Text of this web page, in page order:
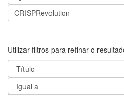
Utilizar filtros para refinar o